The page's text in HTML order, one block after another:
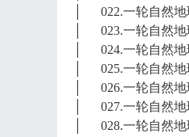
│ 022.一轮自然地
│ 023.一轮自然地
│ 024.一轮自然地
│ 025.一轮自然地
│ 026.一轮自然地
│ 027.一轮自然地
│ 028.一轮自然地